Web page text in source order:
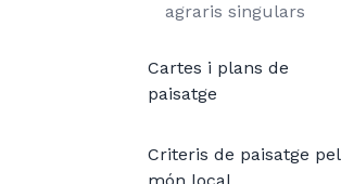
agraris singulars
Cartes i plans de
paisatge
Criteris de paisatge pel